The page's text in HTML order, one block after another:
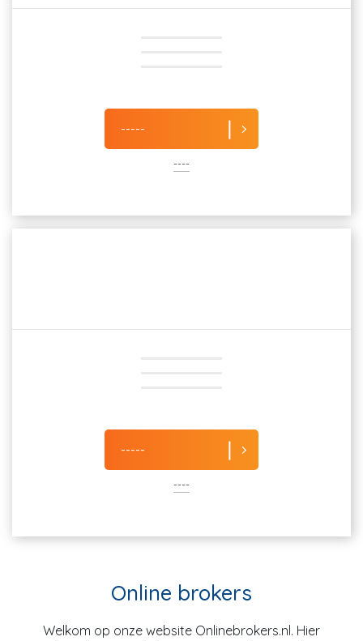
-----
----
-----
----
Online brokers
Welkom op onze website Onlinebrokers.nl. Hier